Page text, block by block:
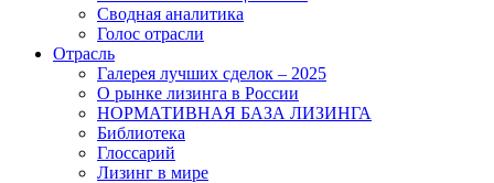
Сводная аналитика
Голос отрасли
Отрасль
Галерея лучших сделок – 2025
О рынке лизинга в России
НОРМАТИВНАЯ БАЗА ЛИЗИНГА
Библиотека
Глоссарий
Лизинг в мире